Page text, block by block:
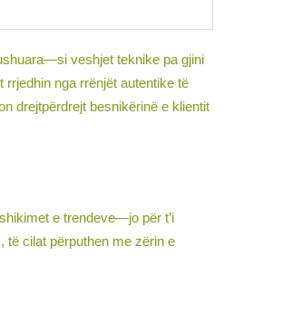
veshjet teknike pa gjini
nga rrënjët autentike të
drejtpërdrejt besnikërinë e klientit
e trendeve—jo për t’i
të cilat përputhen me zërin e